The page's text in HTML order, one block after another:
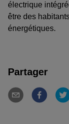
électrique
être des
énergétiques.
Partager